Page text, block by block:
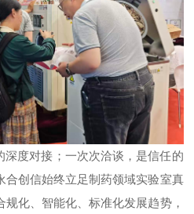
度对接；一次次洽谈，是信任的
合创信始终立足制药领域实验室真
化、智能化、标准化发展趋势，